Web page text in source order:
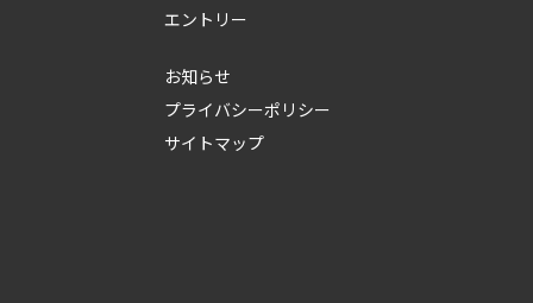
エントリー
お知らせ
プライバシーポリシー
サイトマップ